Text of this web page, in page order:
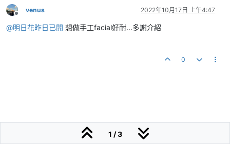
離線
venus 2022年10月17日 上午4:47
@明日花昨日已開 想做手工facial好耐...多謝介紹
0
1 / 3